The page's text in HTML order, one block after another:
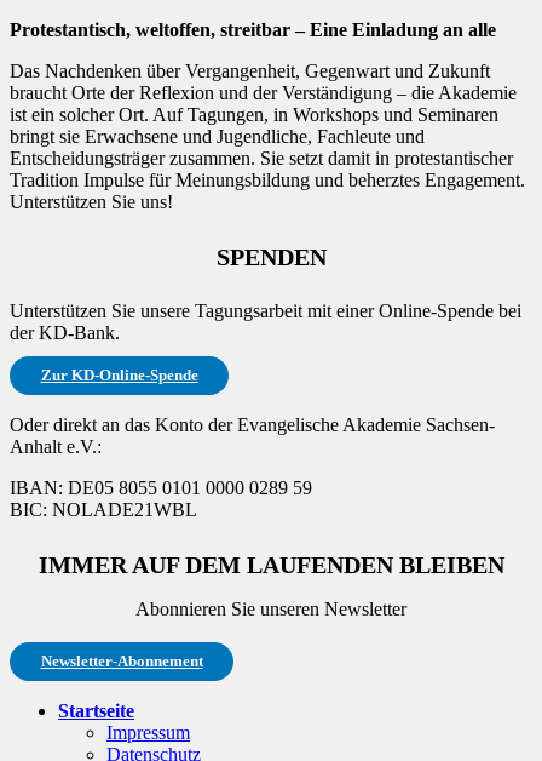
Protestantisch, weltoffen, streitbar – Eine Einladung an alle
Das Nachdenken über Vergangenheit, Gegenwart und Zukunft
braucht Orte der Reflexion und der Verständigung – die Akademie
ist ein solcher Ort. Auf Tagungen, in Workshops und Seminaren
bringt sie Erwachsene und Jugendliche, Fachleute und
Entscheidungsträger zusammen. Sie setzt damit in protestantischer
Tradition Impulse für Meinungsbildung und beherztes Engagement.
Unterstützen Sie uns!
SPENDEN
Unterstützen Sie unsere Tagungsarbeit mit einer Online-Spende bei
der KD-Bank.
Zur KD-Online-Spende
Oder direkt an das Konto der Evangelische Akademie Sachsen-
Anhalt e.V.:
IBAN: DE05 8055 0101 0000 0289 59
BIC: NOLADE21WBL
IMMER AUF DEM LAUFENDEN BLEIBEN
Abonnieren Sie unseren Newsletter
Newsletter-Abonnement
Startseite
Impressum
Datenschutz